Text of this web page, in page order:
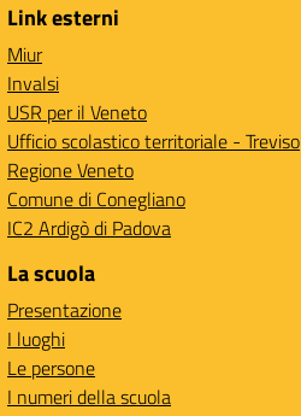
Link esterni
Miur
Invalsi
USR per il Veneto
Ufficio scolastico territoriale - Treviso
Regione Veneto
Comune di Conegliano
IC2 Ardigò di Padova
La scuola
Presentazione
I luoghi
Le persone
I numeri della scuola